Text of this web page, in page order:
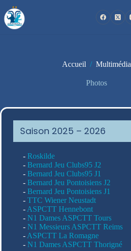
au
contenu
Accueil / Multimédia
Photos
Saison 2025 – 2026
- Roskilde
- Bernard Jeu Clubs95 J2
- Bernard Jeu Clubs95 J1
- Bernard Jeu Pontoisiens J2
- Bernard Jeu Pontoisiens J1
- TTC Wiener Neustadt
- ASPCTT Hennebont
- N1 Dames ASPCTT Tours
- N1 Messieurs ASPCTT Reims
- ASPCTT La Romagne
- N1 Dames ASPCTT Thorigné